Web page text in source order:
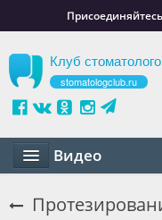
Клуб
stomatologclub.ru
Видео